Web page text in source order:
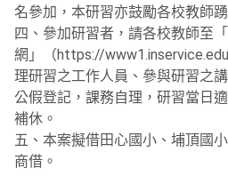
名參加，本研習亦鼓勵各校教師
四、參加研習者，請各校教師至
網」（https://
理研習之工作人員、參與研習之
公假登記，課務自理，研習當日
補休。
五、本案擬借田心國小、埔頂國
商借。